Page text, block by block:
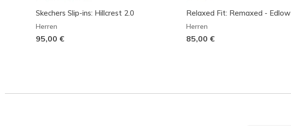
Skechers Slip-ins: Hillcrest 2.0
Herren
95,00 €
Relaxed Fit: Remaxed - Edlow
Herren
85,00 €